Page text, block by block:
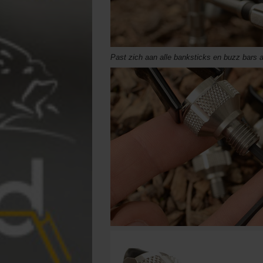
Past zich aan alle banksticks en buzz bars